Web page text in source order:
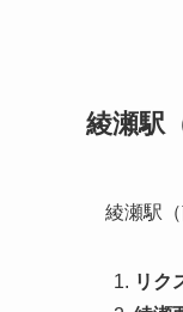
綾瀬駅
綾瀬駅
リク